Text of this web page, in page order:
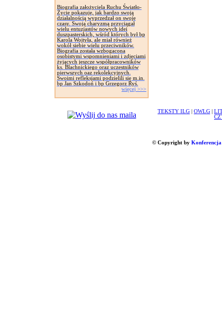
Biografia założyciela Ruchu Światło-
Życie pokazuje, jak bardzo swoją
działalnością wyprzedzał on swoje
czasy. Swoją charyzmą przyciągał
wielu entuzjastów nowych idei
duszpasterskich, wśród których był bp
Karola Wojtyła, ale miał również
wokół siebie wielu przeciwników.
Biografia została wzbogacona
osobistymi wspomnieniami i zdjęciami
żyjących jeszcze współpracowników
ks. Blachnickiego oraz uczestników
pierwszych oaz rekolekcyjnych.
Swoimi refleksjami podzielili się m.in.
bp Jan Szkodoń i bp Grzegorz Ryś.
więcej >>>
TEKSTY ILG OWLG
© Copyright by Konferencja